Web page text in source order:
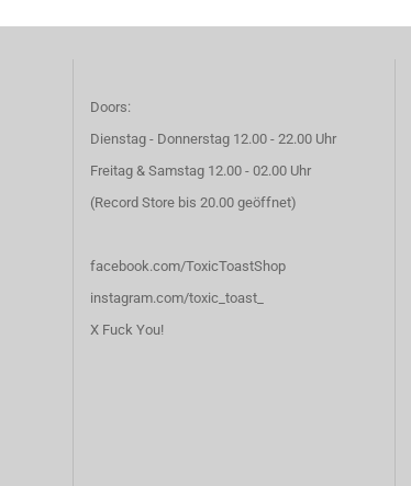
Doors:
Dienstag - Donnerstag 12.00 - 22.00 Uhr
Freitag & Samstag 12.00 - 02.00 Uhr
(Record Store bis 20.00 geöffnet)
facebook.com/ToxicToastShop
instagram.com/toxic_toast_
X Fuck You!